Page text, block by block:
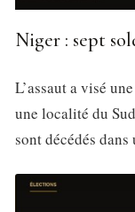
Niger : sept
L’assaut a visé
une localité du
sont décédés dans